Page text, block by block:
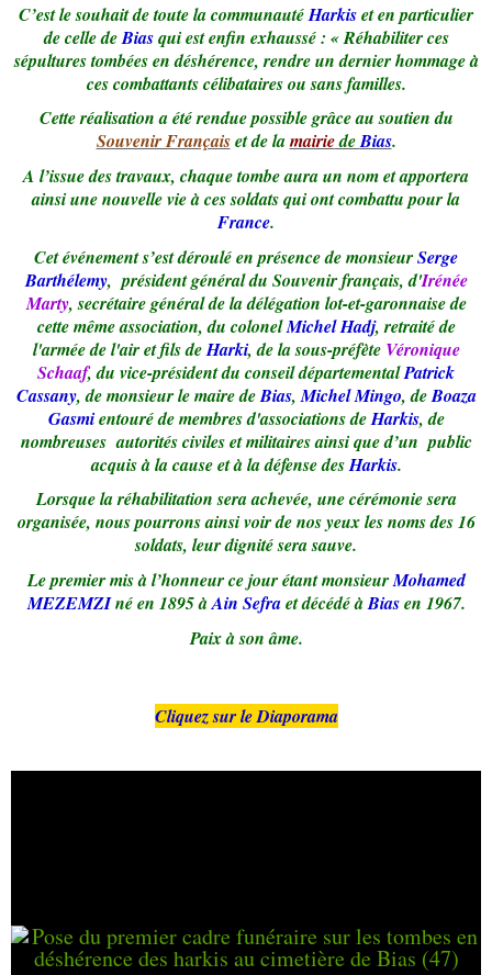
C’est le souhait de toute la communautéHarkiset en particulier
de celle deBias qui est enfin exhaussé : « Réhabiliter ces
sépultures tombées en déshérence, rendre un dernier hommage à
ces combattants célibataires ou sans familles.
Cette réalisation a été rendue possible grâce au soutien du
Souvenir Françaiset de lamairiedeBias.
A l’issue des travaux, chaque tombe aura un nom et apportera
ainsi une nouvelle vie à ces soldats qui ont combattu pour la
France.
Cet événement s’est déroulé en présence de monsieurSerge
Barthélemy, président général du Souvenir français, d'Irénée
Marty, secrétaire général de la délégation lot-et-garonnaise de
cette même association, du colonelMichel Hadj, retraité de
l'armée de l'air et fils deHarki, de la sous-préfète Véronique
Schaaf, du vice-président du conseil départementalPatrick
Cassany, de monsieur le maire deBias,Michel Mingo, deBoaza
Gasmientouré de membres d'associations deHarkis, de
nombreuses autorités civiles et militaires ainsi que d’un public
acquis à la cause et à la défense desHarkis.
Lorsque la réhabilitation sera achevée, une cérémonie sera
organisée, nous pourrons ainsi voir de nos yeux les noms des 16
soldats, leur dignité sera sauve.
Le premier mis à l’honneur ce jour étant monsieurMohamed
MEZEMZIné en 1895 àAin Sefraet décédé àBiasen 1967.
Paix à son âme.
Cliquez sur le Diaporama